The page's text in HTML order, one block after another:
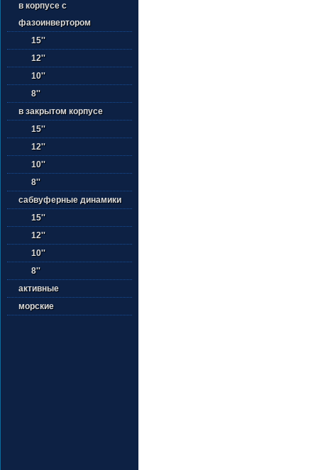
в корпусе с
фазоинвертором
15''
12''
10''
8''
в закрытом корпусе
15''
12''
10''
8''
сабвуферные динамики
15''
12''
10''
8''
активные
морские